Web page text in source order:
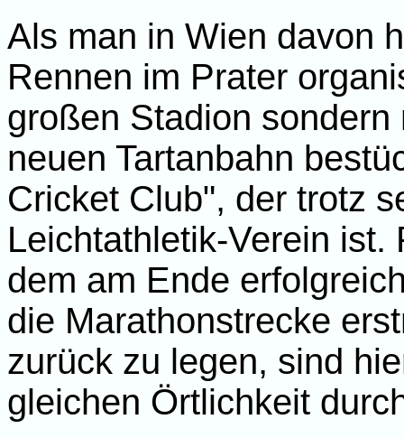
Als man in Wien davon
Rennen im Prater
großen Stadion
neuen Tartanbahn
Cricket Club", der trotz
Leichtathletik-Verein ist.
dem am Ende
die Marathonstrecke
zurück zu legen, sind
gleichen Örtlichkeit